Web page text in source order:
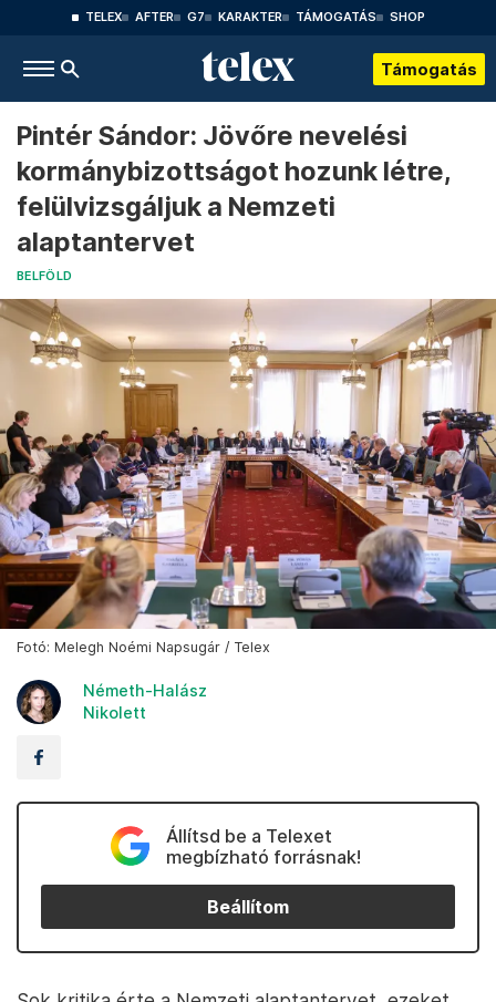
TELEX AFTER G7 KARAKTER TÁMOGATÁS SHOP
Támogatás
Pintér Sándor: Jövőre nevelési
kormánybizottságot hozunk létre,
felülvizsgáljuk a Nemzeti
alaptantervet
BELFÖLD
Fotó: Melegh Noémi Napsugár / Telex
Németh-Halász
Nikolett
Állítsd be a Telexet
megbízható forrásnak!
Beállítom